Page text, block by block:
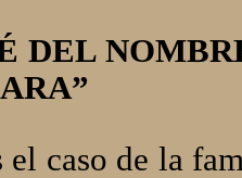
DEL
de la